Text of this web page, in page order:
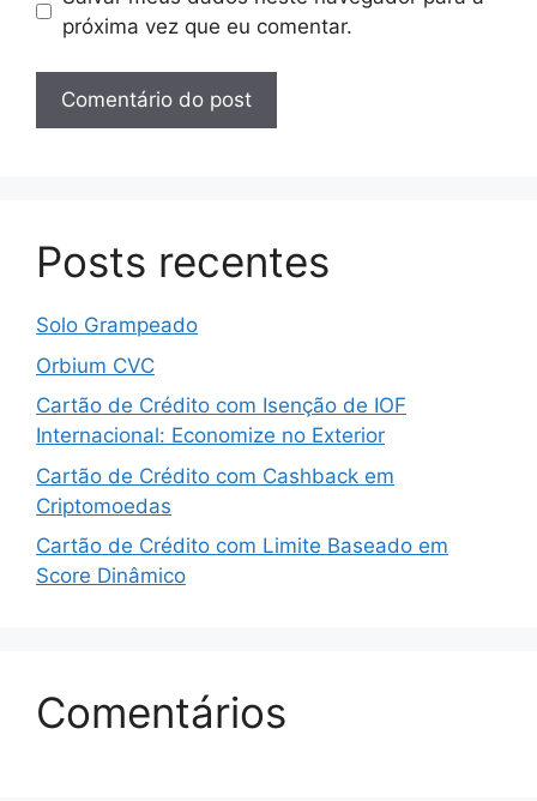
próxima vez que eu comentar.
Posts recentes
Solo Grampeado
Orbium CVC
Cartão de Crédito com Isenção de IOF
Internacional: Economize no Exterior
Cartão de Crédito com Cashback em
Criptomoedas
Cartão de Crédito com Limite Baseado em
Score Dinâmico
Comentários